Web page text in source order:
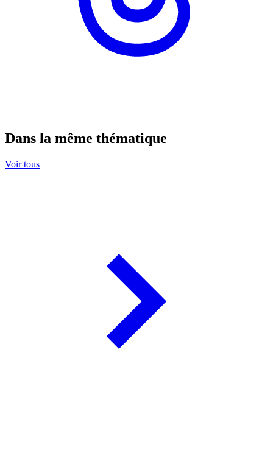
Dans la même thématique
Voir tous